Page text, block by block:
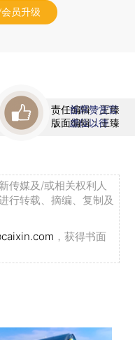
员升级
责任编辑：王臻
版面编辑：王臻
首席赞赏官
虚位以待
传媒及/或相关权利人
行转载、摘编、复制及
，获得书面